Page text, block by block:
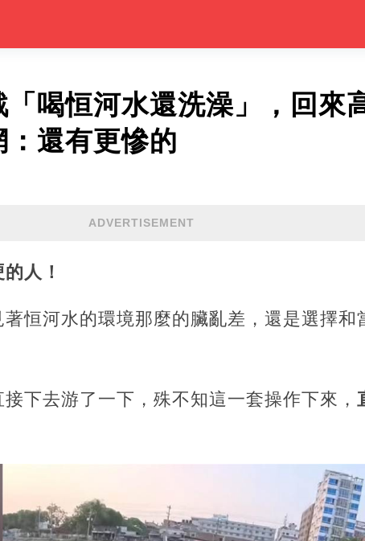
喝恒河水還洗澡」，回來
：還有更慘的
ADVERTISEMENT
人！
恒河水的環境那麼的臟亂差，還是選擇和
下去游了一下，殊不知這一套操作下來，